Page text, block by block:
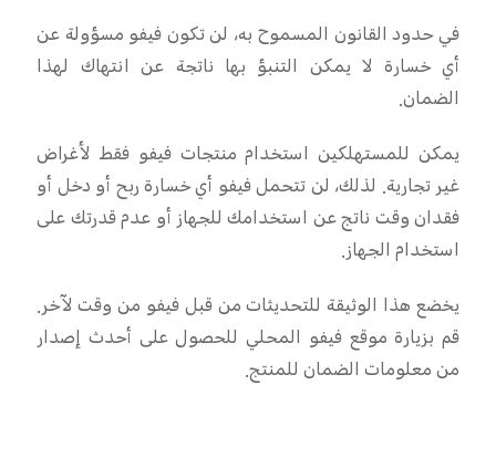
في حدود القانون المسموح به، لن تكون فيفو مسؤولة عن
أي خسارة لا يمكن التنبؤ بها ناتجة عن انتهاك لهذا
الضمان.
يمكن للمستهلكين استخدام منتجات فيفو فقط لأغراض
غير تجارية. لذلك، لن تتحمل فيفو أي خسارة ربح أو دخل أو
فقدان وقت ناتج عن استخدامك للجهاز أو عدم قدرتك على
استخدام الجهاز.
يخضع هذا الوثيقة للتحديثات من قبل فيفو من وقت لآخر.
قم بزيارة موقع فيفو المحلي للحصول على أحدث إصدار
من معلومات الضمان للمنتج.